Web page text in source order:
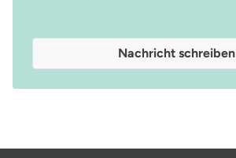
Nachricht schreiben